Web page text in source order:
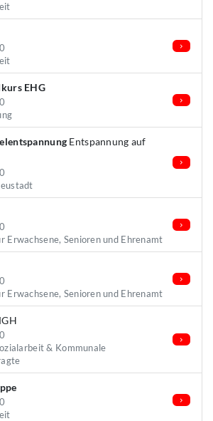
EHG
Entspannung auf
Erwachsene, Senioren und Ehrenamt
Erwachsene, Senioren und Ehrenamt
& Kommunale